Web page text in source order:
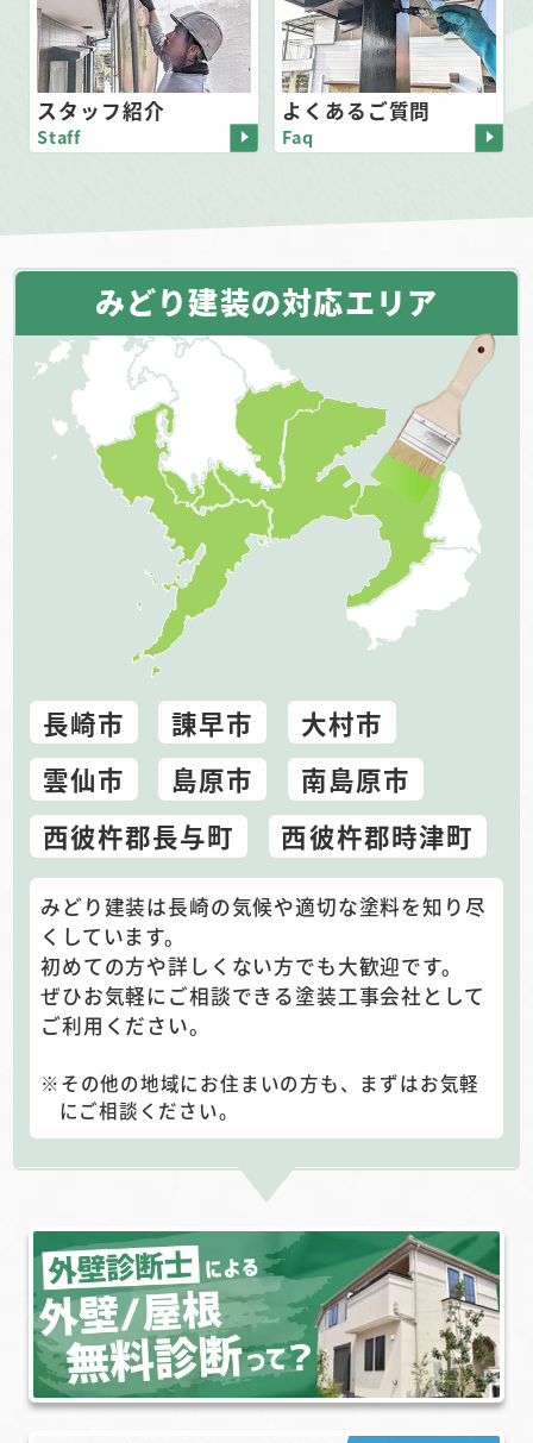
スタッフ紹介
Staff
よくあるご質問
Faq
みどり建装の対応エリア
長崎市 諌早市
大村市
雲仙市
島原市
南島原市
西彼杵郡長与町
西彼杵郡時津町
みどり建装は長崎の気候や適切な塗料を知り尽
くしています。
初めての方や詳しくない方でも大歓迎です。
ぜひお気軽にご相談できる塗装工事会社として
ご利用ください。
その他の地域にお住まいの方も、まずはお気軽
にご相談ください。